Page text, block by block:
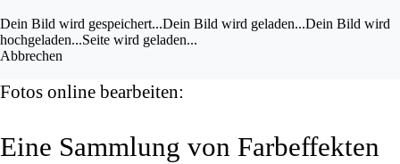
Dein Bild wird gespeichert...Dein Bild wird geladen...Dein Bild wird
hochgeladen...Seite wird geladen...
Abbrechen
Fotos online bearbeiten:
Eine Sammlung von Farbeffekten